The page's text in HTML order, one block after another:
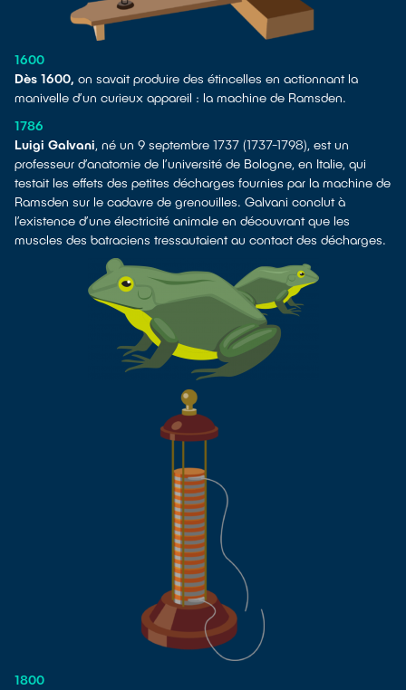
1600
Dès 1600, on savait produire des étincelles en actionnant la
manivelle d’un curieux appareil : la machine de Ramsden.
1786
Luigi Galvani, né un 9 septembre 1737 (1737-1798), est un
professeur d’anatomie de l’université de Bologne, en Italie, qui
testait les effets des petites décharges fournies par la machine de
Ramsden sur le cadavre de grenouilles. Galvani conclut à
l’existence d’une électricité animale en découvrant que les
muscles des batraciens tressautaient au contact des décharges.
1800